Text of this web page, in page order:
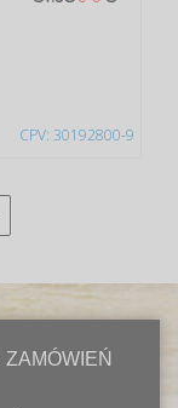
CPV: 30192800-9